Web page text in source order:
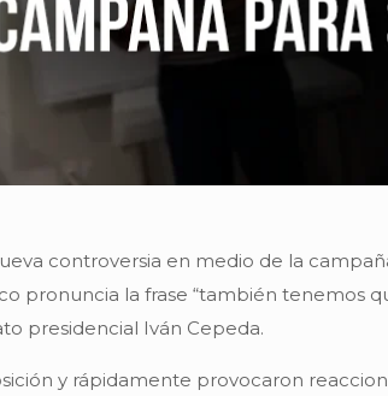
controversia en medio de la
pronuncia la frase “también tenemos
presidencial Iván Cepeda.
y rápidamente provocaron